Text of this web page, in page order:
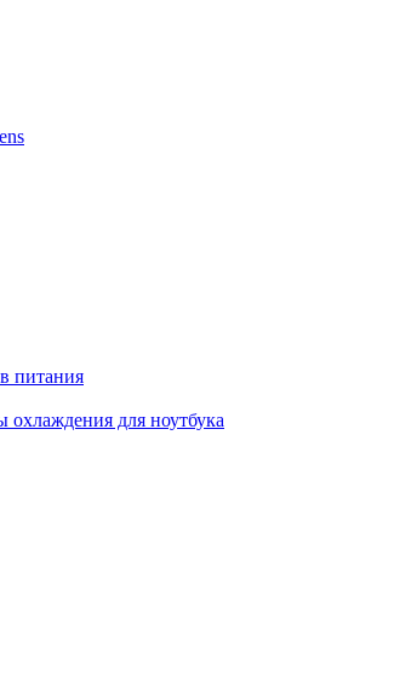
питания
для ноутбука